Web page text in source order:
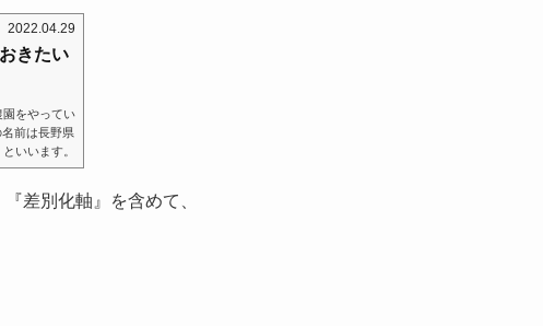
2022.04.29
きたい
園をやってい
前は長野県
いいます。
の森あづみ
押さえてお
差別化軸』を含めて、